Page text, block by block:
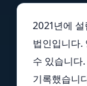
2021년에
법인입니다.
수 있습니다
기록했습니